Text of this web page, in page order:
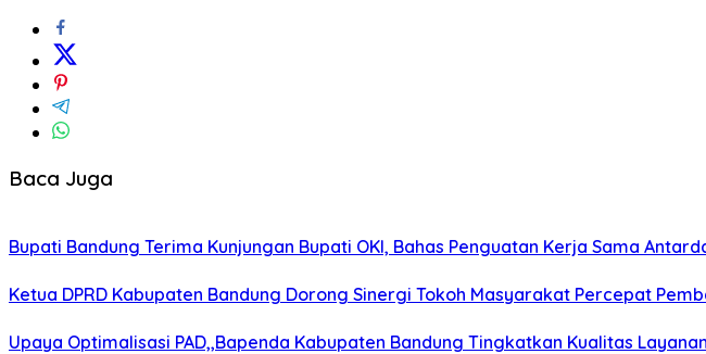
Baca Juga
Bupati Bandung Terima Kunjungan Bupati OKI, Bahas Penguatan Kerja Sama
Ketua DPRD Kabupaten Bandung Dorong Sinergi Tokoh Masyarakat Percepat
Upaya Optimalisasi PAD,,Bapenda Kabupaten Bandung Tingkatkan Kualitas